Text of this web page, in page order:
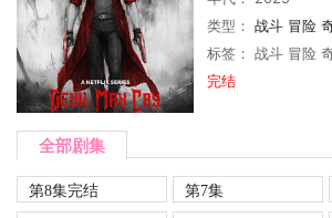
类型：战斗 冒险
标签：战斗 冒险
完结
全部剧集
第8集完结 第7集